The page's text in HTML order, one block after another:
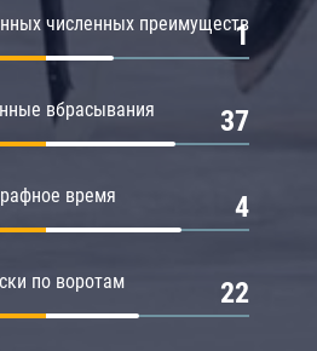
численных преимуществ
1
вбрасывания 37
время 4
по воротам 22